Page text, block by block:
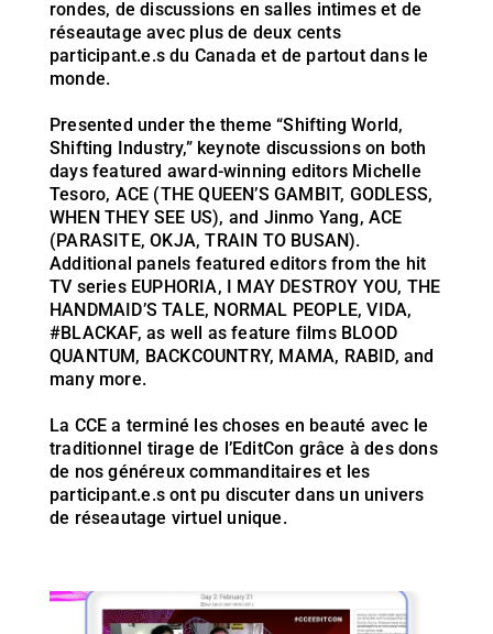
rondes, de discussions en salles intimes et de
réseautage avec plus de deux cents
participant.e.s du Canada et de partout dans le
monde.
Presented under the theme “Shifting World,
Shifting Industry,” keynote discussions on both
days featured award-winning editors Michelle
Tesoro, ACE (THE QUEEN’S GAMBIT, GODLESS,
WHEN THEY SEE US), and Jinmo Yang, ACE
(PARASITE, OKJA, TRAIN TO BUSAN).
Additional panels featured editors from the hit
TV series EUPHORIA, I MAY DESTROY YOU, THE
HANDMAID’S TALE, NORMAL PEOPLE, VIDA,
#BLACKAF, as well as feature films BLOOD
QUANTUM, BACKCOUNTRY, MAMA, RABID, and
many more.
La CCE a terminé les choses en beauté avec le
traditionnel tirage de l’EditCon grâce à des dons
de nos généreux commanditaires et les
participant.e.s ont pu discuter dans un univers
de réseautage virtuel unique.